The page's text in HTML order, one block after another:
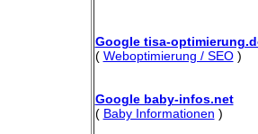
Google tisa-
( Weboptimierung / SEO)
Google baby-infos.net
( Baby Informationen )